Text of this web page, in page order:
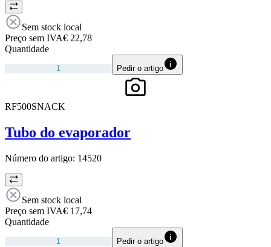
Sem stock local
Preço sem IVA€ 22,78
Quantidade
Pedir o artigo
RF500SNACK
Tubo do evaporador
Número do artigo: 14520
Sem stock local
Preço sem IVA€ 17,74
Quantidade
Pedir o artigo